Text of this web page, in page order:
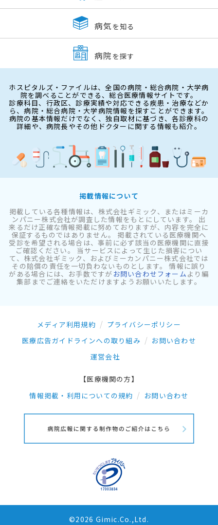
病気 を知る
病院 を探す
ホスピタルズ・ファイルは、全国の病院・総合病院・大学病
院を調べることができる、総合医療情報サイトです。
診療科目、行政区、診療実績や対応できる疾患・治療などか
ら、病院・総合病院・大学病院情報を探すことができます。
病院の基本情報だけでなく、独自取材に基づき、各診療科の
詳細や、病院長やその他ドクターに関する情報も紹介。
掲載情報について
掲載している各種情報は、株式会社ギミック、またはミーカ
ンパニー株式会社が調査した情報をもとにしています。 出
来るだけ正確な情報掲載に努めておりますが、内容を完全に
保証するものではありません。 掲載されている医療機関へ
受診を希望される場合は、事前に必ず該当の医療機関に直接
ご確認ください。 当サービスによって生じた損害につい
て、株式会社ギミック、およびミーカンパニー株式会社では
その賠償の責任を一切負わないものとします。 情報に誤り
がある場合には、お手数ですが お問い合わせフォーム より編
集部までご連絡をいただけますようお願いいたします。
メディア利用規約
プライバシーポリシー
医療広告ガイドラインへの取り組み
お問い合わせ
運営会社
【医療機関の方】
情報掲載・利用についての規約
お問い合わせ
©2026 Gimic.Co.,Ltd.